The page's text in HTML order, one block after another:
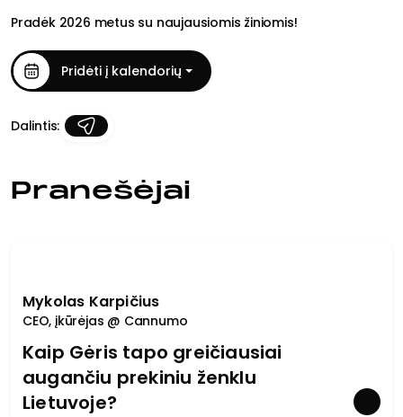
Pradėk 2026 metus su naujausiomis žiniomis!
Pridėti į kalendorių
Dalintis:
Pranešėjai
Mykolas Karpičius
CEO, įkūrėjas @ Cannumo
Kaip Gėris tapo greičiausiai
augančiu prekiniu ženklu
Lietuvoje?